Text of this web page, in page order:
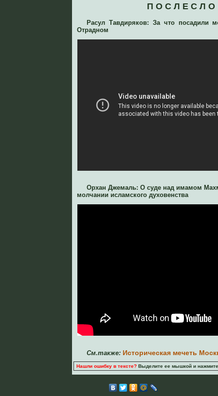
П О С Л Е С Л О
Расул Тавдиряков: За что посадили
Отрадном
Орхан Джемаль: О суде над имамом
молчании исламского духовенства
См.также: Историческая мечеть
Нашли ошибку в тексте?Выделите ее мышкой и нажмите